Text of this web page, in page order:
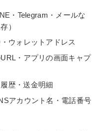
・Telegram・メールな
）
ウォレットアドレス
・アプリの画面キャプ
歴・送金明細
アカウント名・電話番号